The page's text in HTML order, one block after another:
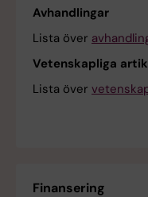
Avhandlingar
Lista över
Vetenskapliga
Lista över
Finansering